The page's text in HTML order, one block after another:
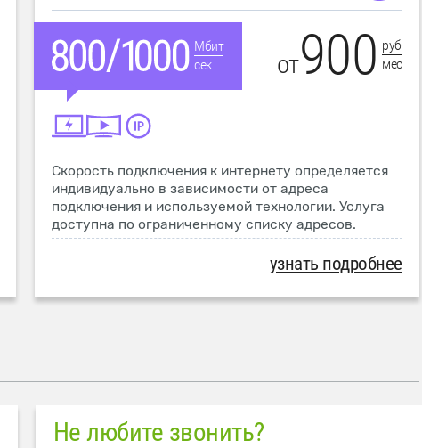
Мбит
сек
от900 руб
мес
Скорость подключения к интернету определяется
индивидуально в зависимости от адреса
подключения и используемой технологии. Услуга
доступна по ограниченному списку адресов.
узнать подробнее
Не любите звонить?